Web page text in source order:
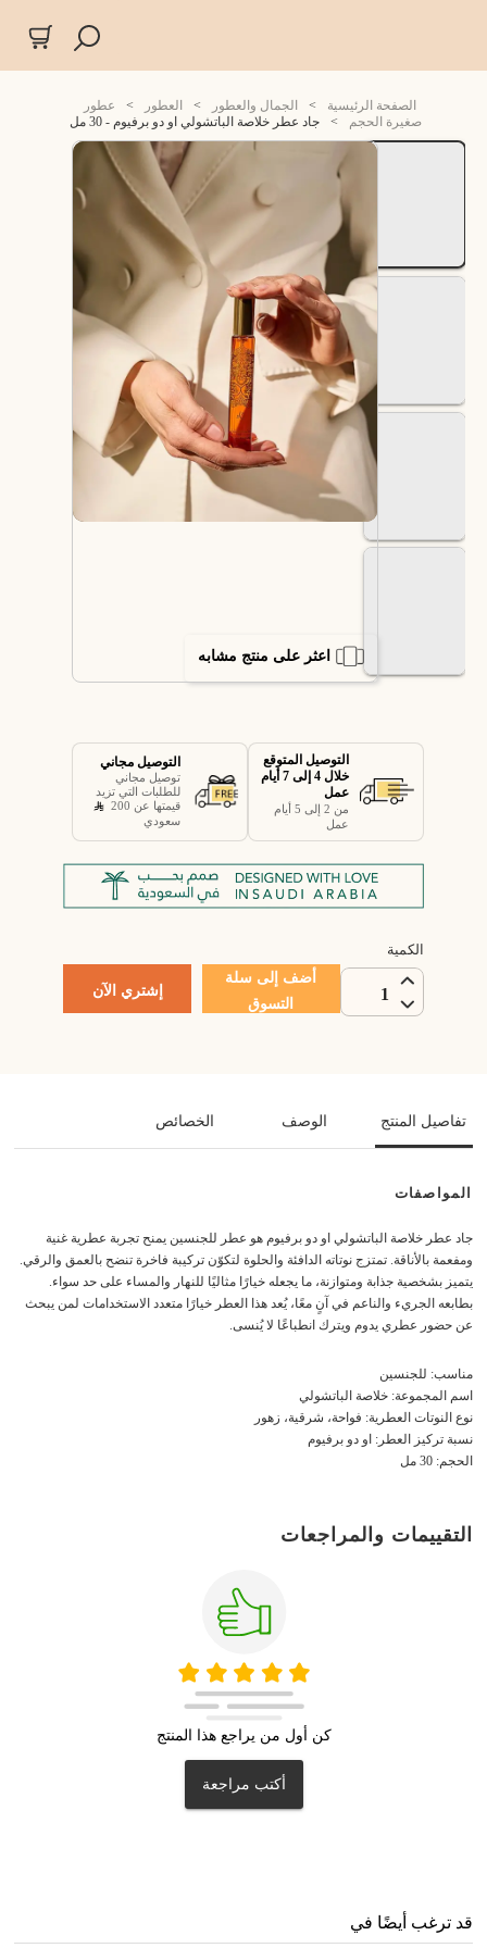
الصفحة الرئيسية > الجمال والعطور > العطور >
عطور
صغيرة الحجم
> جاد عطر خلاصة الباتشولي او دو برفيوم - 30 مل
اعثر على منتج مشابه
التوصيل المتوقع
خلال 4 إلى 7 أيام
عمل
من 2 إلى 5 أيام
عمل
التوصيل مجاني
توصيل مجاني
للطلبات التي تزيد
قيمتها عن 200
سعودي
الكمية
1
أضف إلى سلة
التسوق
إشتري الآن
تفاصيل المنتج الوصف الخصائص
المواصفات
جاد عطر خلاصة الباتشولي او دو برفيوم هو عطر للجنسين يمنح تجربة عطرية غنية
ومفعمة بالأناقة. تمتزج نوتاته الدافئة والحلوة لتكوّن تركيبة فاخرة تنضح بالعمق والرقي.
يتميز بشخصية جذابة ومتوازنة، ما يجعله خيارًا مثاليًا للنهار والمساء على حد سواء.
بطابعه الجريء والناعم في آنٍ معًا، يُعد هذا العطر خيارًا متعدد الاستخدامات لمن يبحث
عن حضور عطري يدوم ويترك انطباعًا لا يُنسى.
مناسب: للجنسين
اسم المجموعة: خلاصة الباتشولي
نوع النوتات العطرية: فواحة، شرقية، زهور
نسبة تركيز العطر: او دو برفيوم
الحجم: 30 مل
التقييمات والمراجعات
كن أول من يراجع هذا المنتج
أكتب مراجعة
قد ترغب أيضًا في